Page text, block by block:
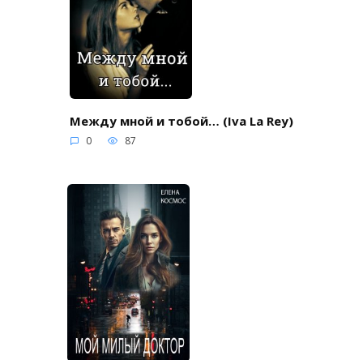
Между мной и тобой… (Iva La Rey)
0 87